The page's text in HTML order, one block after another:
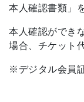
本人確認書類」
本人確認ができ
場合、チケット
※デジタル会員